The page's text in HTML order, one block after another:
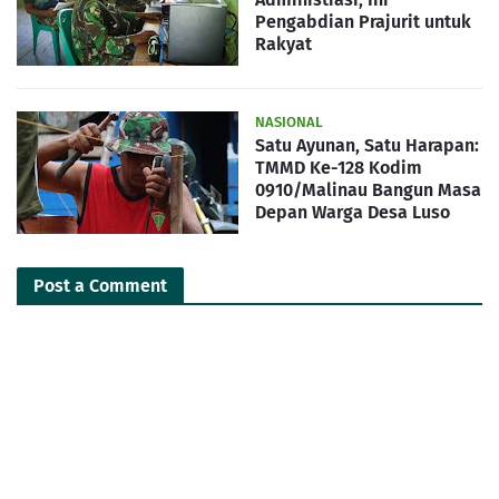
Pengabdian Prajurit untuk
Rakyat
NASIONAL
Satu Ayunan, Satu Harapan:
TMMD Ke-128 Kodim
0910/Malinau Bangun Masa
Depan Warga Desa Luso
Post a Comment